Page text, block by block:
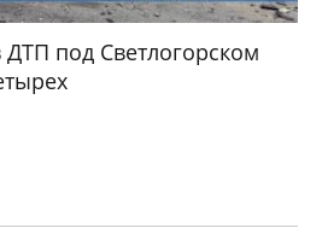
под Светлогорском